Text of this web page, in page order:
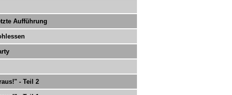
Aufführung
- Teil 2